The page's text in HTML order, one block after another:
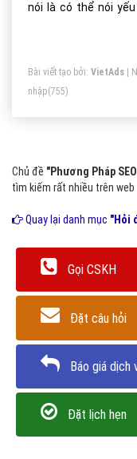
nói là có thể nói
Bài viết tạo bởi: VietAds |
nhập(755)
Chủ đề "Phương Pháp
tìm kiếm rất nhiều trên
Quay lại danh mục "Hỏi
Gọi CSKH
Đặt câu hỏi
Báo giá dịch
Đặt lịch hẹn